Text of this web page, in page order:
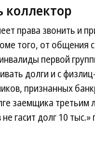
коллектор
права звонить и
того, от общения
первой
долги и с
признанных
заемщика третьим
гасит долг 10 тыс.»